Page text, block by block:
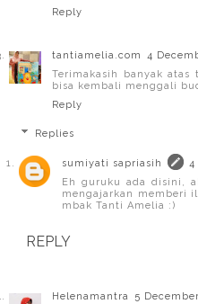
Reply
tantiamelia.com
4
Terimakasih banyak atas
bisa kembali menggali
Reply
Replies
sumiyati sapriasih
4
Eh guruku ada disini,
mengajarkan memberi
mbak Tanti Amelia :)
REPLY
Helenamantra
5